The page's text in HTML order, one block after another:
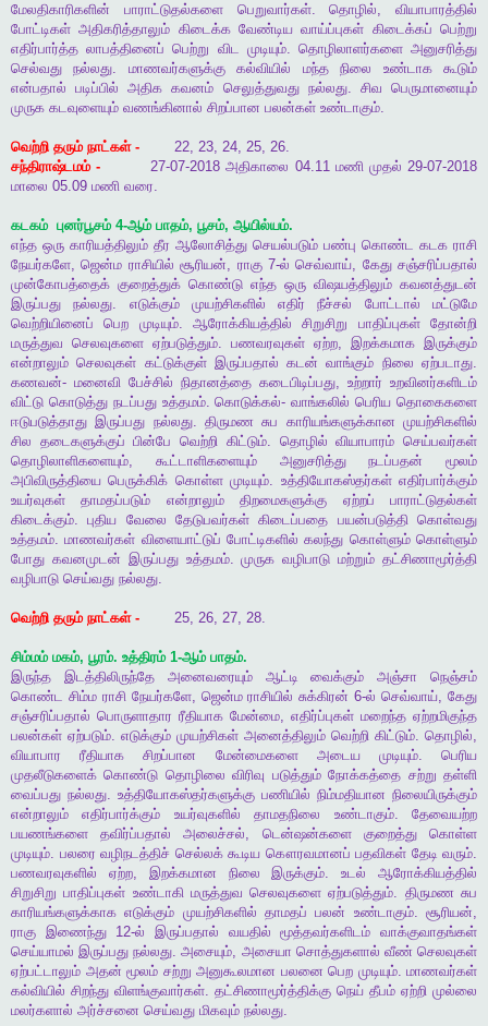
மேலதிகாரிகளின்
பாராட்டுதல்களை பெறுவார்கள்.தொழில், வியாபாரத்தில்
போட்டிகள் அதிகரித்தாலும் கிடைக்க வேண்டிய வாய்ப்புகள் கிடைக்கப் பெற்று
எதிர்பார்த்த லாபத்தினைப் பெற்று விட முடியும். தொழிலாளர்களை அனுசரித்து
செல்வது
நல்லது. மாணவர்களுக்கு கல்வியில் மந்த நிலை உண்டாக
கூடும்
என்பதால்
படிப்பில் அதிக கவனம் செலுத்துவது நல்லது. சிவ
பெருமானையும்
முருக கடவுளையும் வணங்கினால் சிறப்பான பலன்கள் உண்டாகும்.
வெற்றி தரும் நாட்கள்-
22, 23, 24, 25, 26.
சந்திராஷ்டமம்- 27-07-2018அதிகாலை 04.11 மணி முதல் 29-07-2018
மாலை 05.09 மணி வரை.
கடகம் புனர்பூசம்4-ஆம் பாதம், பூசம், ஆயில்யம்.
எந்த ஒரு காரியத்திலும் தீர ஆலோசித்து செயல்படும் பண்பு கொண்ட கடக ராசி
நேயர்களே,ஜென்ம ராசியில் சூரியன், ராகு7-ல் செவ்வாய், கேது சஞ்சரிப்பதால்
முன்கோபத்தைக் குறைத்துக் கொண்டு எந்த ஒரு விஷயத்திலும் கவனத்துடன்
இருப்பது
நல்லது. எடுக்கும் முயற்சிகளில் எதிர் நீச்சல் போட்டால்
மட்டுமே
வெற்றியினைப்
பெற முடியும்.ஆரோக்கியத்தில் சிறுசிறு பாதிப்புகள்
தோன்றி
மருத்துவ செலவுகளை ஏற்படுத்தும். பணவரவுகள் ஏற்ற, இறக்கமாக இருக்கும்
என்றாலும் செலவுகள் கட்டுக்குள் இருப்பதால் கடன் வாங்கும் நிலை ஏற்படாது.
கணவன்- மனைவி பேச்சில் நிதானத்தை கடைபிடிப்பது, உற்றார் உறவினர்களிடம்
விட்டு கொடுத்து நடப்பது உத்தமம்.கொடுக்கல்-வாங்கலில் பெரிய தொகைகளை
ஈடுபடுத்தாது இருப்பது நல்லது.திருமண சுப காரியங்களுக்கான முயற்சிகளில்
சில தடைகளுக்குப் பின்பே வெற்றி கிட்டும். தொழில் வியாபாரம் செய்பவர்கள்
தொழிலாளிகளையும், கூட்டாளிகளையும் அனுசரித்து நடப்பதன்
மூலம்
அபிவிருத்தியை பெருக்கிக் கொள்ள முடியும். உத்தியோகஸ்தர்கள் எதிர்பார்க்கும்
உயர்வுகள்
தாமதப்படும் என்றாலும் திறமைகளுக்கு ஏற்றப்
பாராட்டுதல்கள்
கிடைக்கும்.புதிய வேலை தேடுபவர்கள் கிடைப்பதை பயன்படுத்தி கொள்வது
உத்தமம்.மாணவர்கள் விளையாட்டுப் போட்டிகளில் கலந்து கொள்ளும் கொள்ளும்
போது கவனமுடன் இருப்பது உத்தமம்.முருக வழிபாடு மற்றும் தட்சிணாமூர்த்தி
வழிபாடு செய்வது நல்லது.
வெற்றி தரும் நாட்கள்- 25, 26, 27, 28.
சிம்மம் மகம், பூரம். உத்திரம்1-ஆம் பாதம்.
இருந்த
இடத்திலிருந்தே அனைவரையும் ஆட்டி வைக்கும் அஞ்சா
நெஞ்சம்
கொண்ட சிம்ம ராசி நேயர்களே, ஜென்ம ராசியில் சுக்கிரன் 6-ல் செவ்வாய்,கேது
சஞ்சரிப்பதால் பொருளாதார ரீதியாக மேன்மை, எதிர்ப்புகள் மறைந்த ஏற்றமிகுந்த
பலன்கள் ஏற்படும். எடுக்கும் முயற்சிகள் அனைத்திலும் வெற்றி கிட்டும். தொழில்,
வியாபார
ரீதியாக சிறப்பான மேன்மைகளை அடைய முடியும்.பெரிய
முதலீடுகளைக் கொண்டு தொழிலை விரிவு படுத்தும் நோக்கத்தை சற்று தள்ளி
வைப்பது நல்லது. உத்தியோகஸ்தர்களுக்கு பணியில் நிம்மதியான நிலையிருக்கும்
என்றாலும்
எதிர்பார்க்கும் உயர்வுகளில் தாமதநிலை உண்டாகும்.தேவையற்ற
பயணங்களை
தவிர்ப்பதால் அலைச்சல், டென்ஷன்களை குறைத்து
கொள்ள
முடியும். பலரை வழிநடத்திச் செல்லக் கூடிய கௌரவமானப் பதவிகள் தேடி வரும்.
பணவரவுகளில்
ஏற்ற, இறக்கமான நிலை இருக்கும்.உடல்
ஆரோக்கியத்தில்
சிறுசிறு பாதிப்புகள் உண்டாகி மருத்துவ செலவுகளை ஏற்படுத்தும். திருமண சுப
காரியங்களுக்காக எடுக்கும் முயற்சிகளில் தாமதப் பலன் உண்டாகும்.சூரியன்,
ராகு இணைந்து12-ல் இருப்பதால் வயதில் மூத்தவர்களிடம்
வாக்குவாதங்கள்
செய்யாமல் இருப்பது நல்லது.அசையும், அசையா சொத்துகளால் வீண் செலவுகள்
ஏற்பட்டாலும் அதன் மூலம் சற்று அனுகூலமான பலனை பெற முடியும். மாணவர்கள்
கல்வியில் சிறந்து விளங்குவார்கள். தட்சிணாமூர்த்திக்கு நெய் தீபம் ஏற்றி முல்லை
மலர்களால் அர்ச்சனை செய்வது மிகவும் நல்லது.